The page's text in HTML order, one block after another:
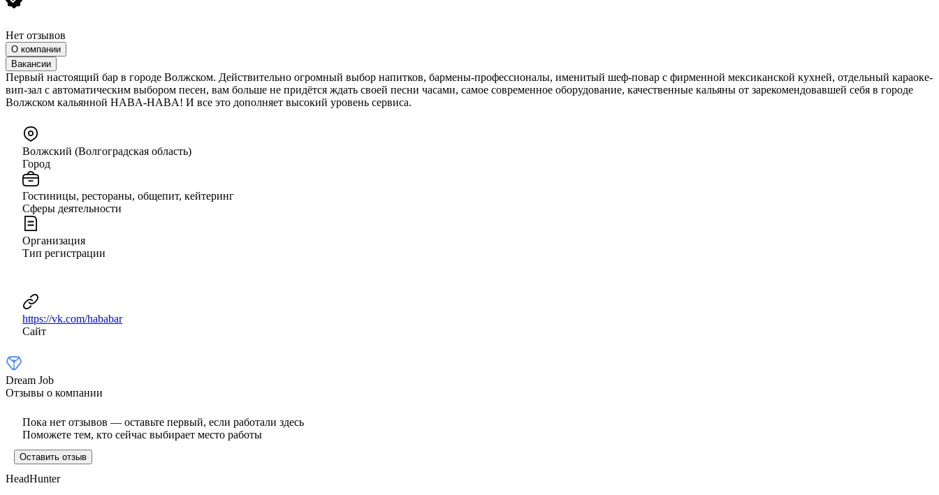
Нет отзывов
О компании
Вакансии
Первый настоящий бар в городе Волжском. Действительно огромный выбор напитков, бармены-профессионалы, именитый шеф-повар с фирменной мексиканской кухней, отдельный караоке-
вип-зал с автоматическим выбором песен, вам больше не придётся ждать своей песни часами, самое современное оборудование, качественные кальяны от зарекомендовавшей себя в городе
Волжском кальянной HABA-HABA! И все это дополняет высокий уровень сервиса.
Волжский (Волгоградская область)
Город
Гостиницы, рестораны, общепит, кейтеринг
Сферы деятельности
Организация
Тип регистрации
https://vk.com/hababar
Сайт
Dream Job
Отзывы о компании
Пока нет отзывов — оставьте первый, если работали здесь
Поможете тем, кто сейчас выбирает место работы
Оставить отзыв
HeadHunter